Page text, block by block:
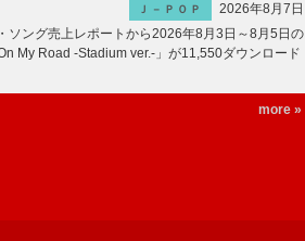
Ｊ－ＰＯＰ
2026年8月7日
ング売上レポートから2026年8月3日～8月5日の
My Road -Stadium ver.-」が11,550ダウンロード
more »